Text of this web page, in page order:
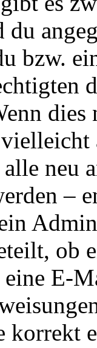
bzw.
alle neu
–
ob
E-
korrekt